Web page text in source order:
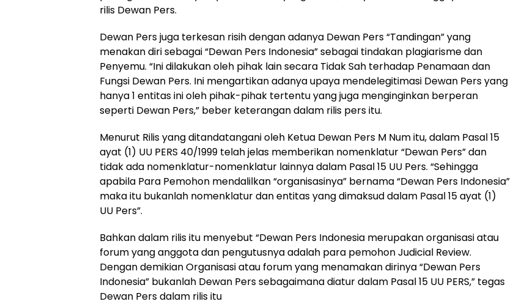
rilis Dewan Pers.
Dewan Pers juga terkesan risih dengan adanya Dewan Pers “Tandingan” yang
menakan diri sebagai “Dewan Pers Indonesia” sebagai tindakan plagiarisme dan
Penyemu. “Ini dilakukan oleh pihak lain secara Tidak Sah terhadap Penamaan dan
Fungsi Dewan Pers. Ini mengartikan adanya upaya mendelegitimasi Dewan Pers yang
hanya 1 entitas ini oleh pihak-pihak tertentu yang juga menginginkan berperan
seperti Dewan Pers,” beber keterangan dalam rilis pers itu.
Menurut Rilis yang ditandatangani oleh Ketua Dewan Pers M Num itu, dalam Pasal 15
ayat (1) UU PERS 40/1999 telah jelas memberikan nomenklatur “Dewan Pers” dan
tidak ada nomenklatur-nomenklatur lainnya dalam Pasal 15 UU Pers. “Sehingga
apabila Para Pemohon mendalilkan “organisasinya” bernama “Dewan Pers Indonesia”
maka itu bukanlah nomenklatur dan entitas yang dimaksud dalam Pasal 15 ayat (1)
UU Pers”.
Bahkan dalam rilis itu menyebut “Dewan Pers Indonesia merupakan organisasi atau
forum yang anggota dan pengutusnya adalah para pemohon Judicial Review.
Dengan demikian Organisasi atau forum yang menamakan dirinya “Dewan Pers
Indonesia” bukanlah Dewan Pers sebagaimana diatur dalam Pasal 15 UU PERS,” tegas
Dewan Pers dalam rilis itu